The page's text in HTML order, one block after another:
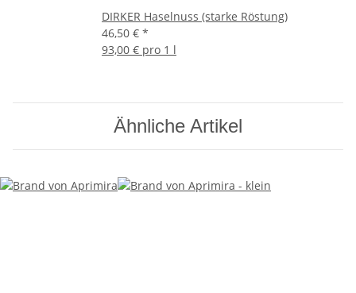
DIRKER Haselnuss (starke Röstung)
46,50 € *
93,00 € pro 1 l
Ähnliche Artikel